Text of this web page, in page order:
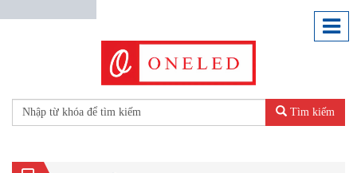
Tìm kiếm